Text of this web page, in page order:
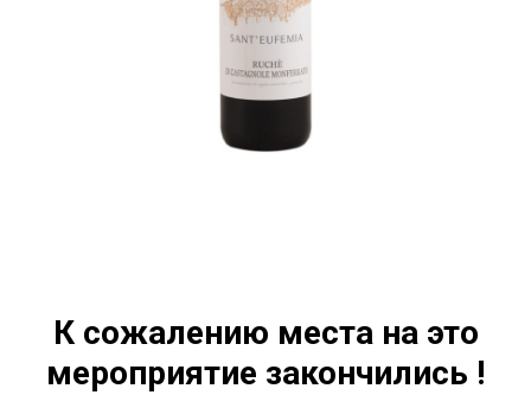
К сожалению места на это
мероприятие закончились !